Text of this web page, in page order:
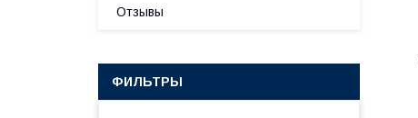
Отзывы
ФИЛЬТРЫ